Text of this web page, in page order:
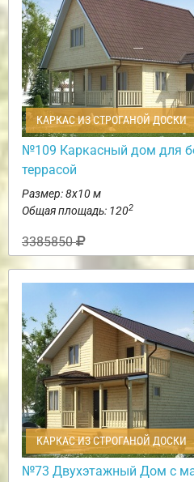
КАРКАС ИЗ СТРОГАНОЙ ДОСКИ
№109 Каркасный дом для
террасой
Размер: 8х10 м
Общая площадь: 1202
3385850
КАРКАС ИЗ СТРОГАНОЙ ДОСКИ
№73 Двухэтажный Дом с